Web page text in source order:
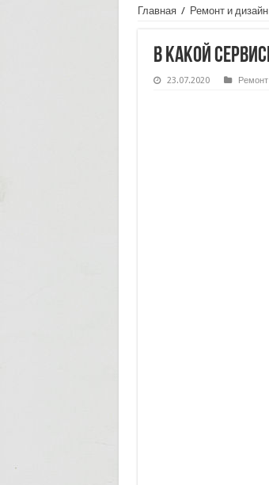
Главная / Ремонт и дизайн
В какой
23.07.2020